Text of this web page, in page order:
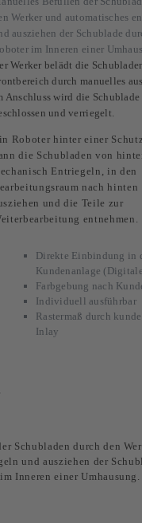
Werker und automatisches
ausziehen der Schublade
im Inneren einer
Werker belädt die
durch manuelles
Anschluss wird die Schublade
und verriegelt.
Roboter hinter einer
die Schubladen von
Entriegeln, in den
nach hinten
und die Teile zur
entnehmen.
Direkte Einbindung in
Kundenanlage
Farbgebung nach
Individuell ausführbar
Rastermaß durch
Inlay
Schubladen durch den
und ausziehen der
Inneren einer Umhausung.